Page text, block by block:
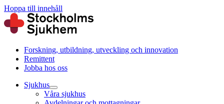
Hoppa till innehåll
Forskning, utbildning, utveckling och innovation
Remittent
Jobba hos oss
Sjukhus
Våra sjukhus